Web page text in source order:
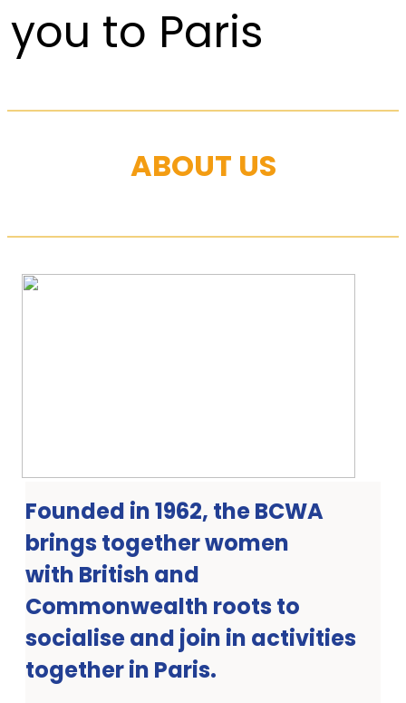
you to Paris
ABOUT US
Founded in 1962, the BCWA
brings together women
with British and
Commonwealth roots to
socialise and join in activities
together in Paris.